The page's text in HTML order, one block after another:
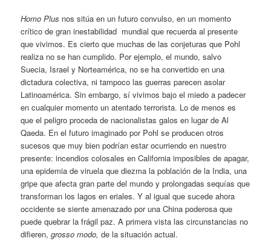
Homo Plus nos sitúa en un futuro convulso, en un momento
crítico de gran inestabilidad mundial que recuerda al presente
que vivimos. Es cierto que muchas de las conjeturas que Pohl
realiza no se han cumplido. Por ejemplo, el mundo, salvo
Suecia, Israel y Norteamérica, no se ha convertido en una
dictadura colectiva, ni tampoco las guerras parecen asolar
Latinoamérica. Sin embargo, sí vivimos bajo el miedo a padecer
en cualquier momento un atentado terrorista. Lo de menos es
que el peligro proceda de nacionalistas galos en lugar de Al
Qaeda. En el futuro imaginado por Pohl se producen otros
sucesos que muy bien podrían estar ocurriendo en nuestro
presente: incendios colosales en California imposibles de apagar,
una epidemia de viruela que diezma la población de la India, una
gripe que afecta gran parte del mundo y prolongadas sequías que
transforman los lagos en eriales. Y al igual que sucede ahora
occidente se siente amenazado por una China poderosa que
puede quebrar la frágil paz. A primera vista las circunstancias no
difieren,grosso modo, de la situación actual.